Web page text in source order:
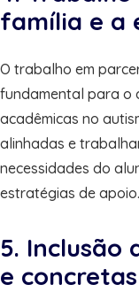
família e a
O trabalho em
fundamental para o
acadêmicas no
alinhadas e
necessidades do
estratégias de apoio.
5. Inclusão
e concretas